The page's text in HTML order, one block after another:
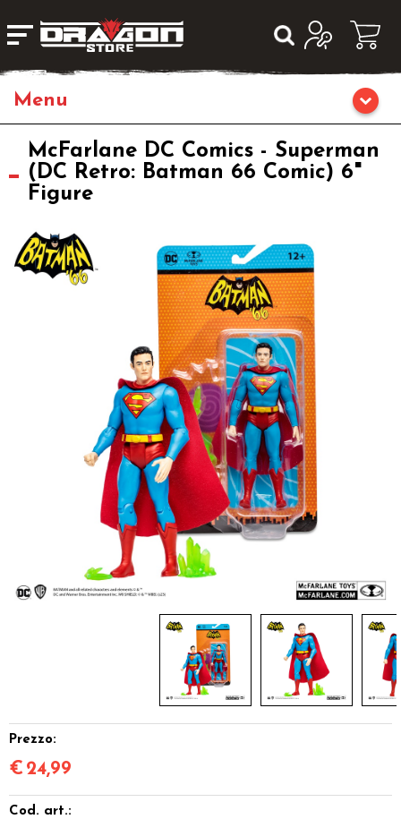
Giochi da Tavolo
Giochi di Ruolo
Librigame
Editoria
Giochi di Carte Collezionabili
Giocattoli e Gadget
Offerte del Dragone
McFarlane DC Comics - Superman
(DC Retro: Batman 66 Comic) 6"
Figure
Prezzo:
€ 24,99
Cod. art.: